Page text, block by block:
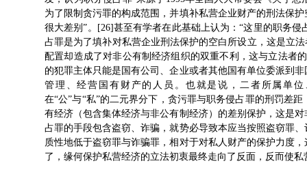
为了限制贪污罪的构成范围，并填补私营企业财产的刑法保
很大差别”。[26]甚至有学者在此基础上认为：“这里的职务
占罪是为了填补对私营企业刑法保护的空白所设立，这是立
配置却造成了对非公有制经济组织的双重不利，这与立法者
的犯罪主体只能是国有公司、企业或者其他国有单位委派到
管理、经营国有财产的人员。也就是说，二者所属单
在“公”与“私”的二元界分下，贪污罪与职务侵占罪的刑罚差
有经济（包含集体经济与非公有制经济）的差别保护，这是
占罪的手段包含盗窃、诈骗，就势必导致本应当按照盗窃罪
质性地低于盗窃罪与诈骗罪，相对于对私人财产的保护力度
了，缘何保护私营经济的立法初衷最终走向了反面，反而使